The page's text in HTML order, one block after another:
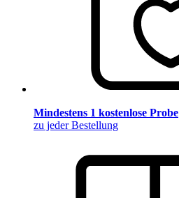
Mindestens 1 kostenlose Probe
zu jeder Bestellung